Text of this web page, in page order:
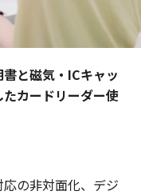
と磁気・ICキャッ
カードリーダー使
の非対面化、デジ